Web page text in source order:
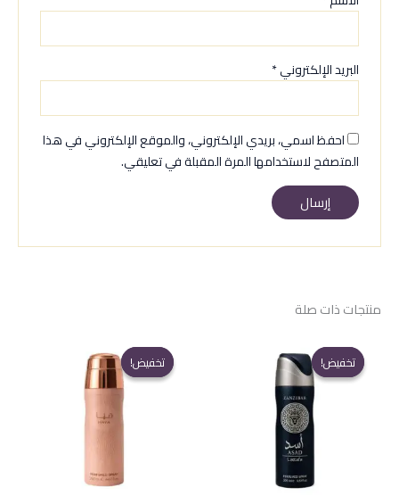
البريد الإلكتروني*
احفظ اسمي، بريدي الإلكتروني، والموقع الإلكتروني في هذا
المتصفح لاستخدامها المرة المقبلة في تعليقي.
منتجات ذات صلة
تخفيض!
تخفيض! تخفيض!
تخفيض!